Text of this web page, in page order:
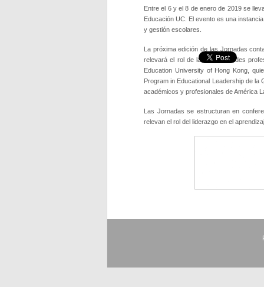
Entre el 6 y el 8 de enero de 2019 se
Educación UC. El evento es una
y gestión escolares.
La próxima edición de las Jornadas
relevará el rol de las comunidades
Education University of Hong Kong,
Program in Educational Leadership de la
académicos y profesionales de América
Las Jornadas se estructuran en
relevan el rol del liderazgo en el